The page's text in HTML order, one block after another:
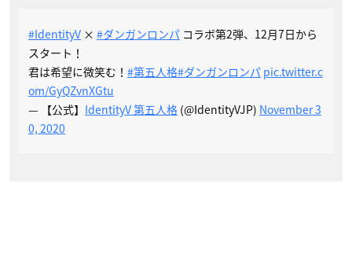
#IdentityV × #ダンガンロンパ コラボ第2弾、12月7日から
スタート！
君は希望に微笑む！ #第五人格#ダンガンロンパ pic.twitter.c
om/GyQZvnXGtu
— 【公式】 IdentityV 第五人格 (@IdentityVJP) November 3
0, 2020